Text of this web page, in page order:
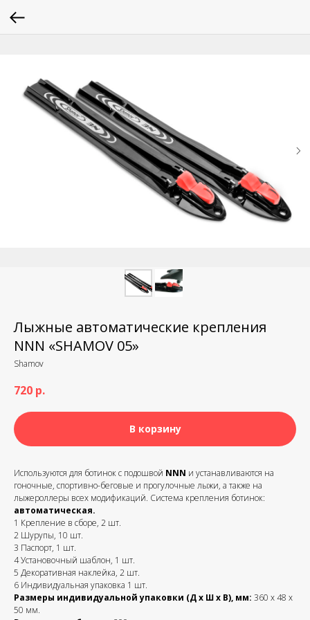
Лыжные автоматические крепления
NNN «SHAMOV 05»
Shamov
720 р.
В корзину
Используются для ботинок с подошвой NNN и устанавливаются на
гоночные, спортивно-беговые и прогулочные лыжи, а также на
лыжероллеры всех модификаций. Система крепления ботинок:
автоматическая.
1 Крепление в сборе, 2 шт.
2 Шурупы, 10 шт.
3 Паспорт, 1 шт.
4 Установочный шаблон, 1 шт.
5 Декоративная наклейка, 2 шт.
6 Индивидуальная упаковка 1 шт.
Размеры индивидуальной упаковки (Д х Ш х В), мм: 360 х 48 х
50 мм.